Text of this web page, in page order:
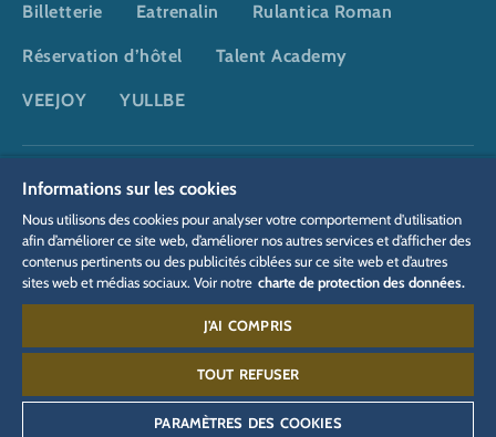
Billetterie Eatrenalin Rulantica Roman
Réservation d’hôtel Talent Academy
VEEJOY YULLBE
Politique de confidentialité
2026Europa-Park GmbH & Co Mack KG
Informations sur les cookies
Nous utilisons des cookies pour analyser votre comportement d'utilisation
afin d’améliorer ce site web, d’améliorer nos autres services et d’afficher des
contenus pertinents ou des publicités ciblées sur ce site web et d’autres
sites web et médias sociaux. Voir notre charte de protection des données.
J'AI COMPRIS
TOUT REFUSER
PARAMÈTRES DES COOKIES